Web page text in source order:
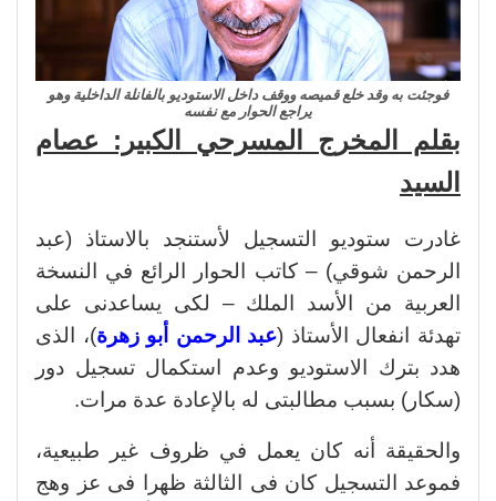
فوجئت به وقد خلع قميصه ووقف داخل الاستوديو بالفانلة الداخلية وهو
يراجع الحوار مع نفسه
بقلم المخرج المسرحي الكبير: عصام
السيد
غادرت ستوديو التسجيل لأستنجد بالاستاذ (عبد
الرحمن شوقي) – كاتب الحوار الرائع في النسخة
العربية من الأسد الملك – لكى يساعدنى على
تهدئة انفعال الأستاذ (عبد الرحمن أبو زهرة)، الذى
هدد بترك الاستوديو وعدم استكمال تسجيل دور
(سكار) بسبب مطالبتى له بالإعادة عدة مرات.
والحقيقة أنه كان يعمل في ظروف غير طبيعية،
فموعد التسجيل كان فى الثالثة ظهرا فى عز وهج